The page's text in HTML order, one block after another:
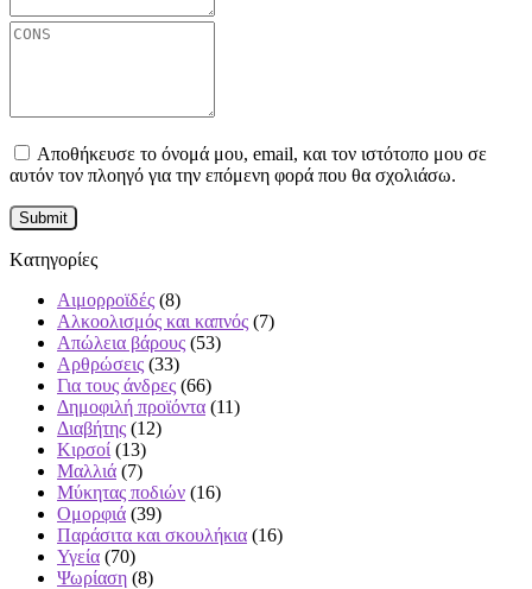
Αποθήκευσε το όνομά μου, email, και τον ιστότοπο μου σε
αυτόν τον πλοηγό για την επόμενη φορά που θα σχολιάσω.
Kατηγορίες
Αιμορροϊδές (8)
Αλκοολισμός και καπνός (7)
Απώλεια βάρους (53)
Αρθρώσεις (33)
Για τους άνδρες (66)
Δημοφιλή προϊόντα (11)
Διαβήτης (12)
Κιρσοί (13)
Μαλλιά (7)
Μύκητας ποδιών (16)
Ομορφιά (39)
Παράσιτα και σκουλήκια (16)
Υγεία (70)
Ψωρίαση (8)